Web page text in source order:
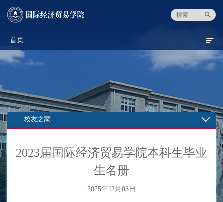
首页
校友之家
2023届国际经济贸易学院本科生毕业
生名册
2025年12月03日